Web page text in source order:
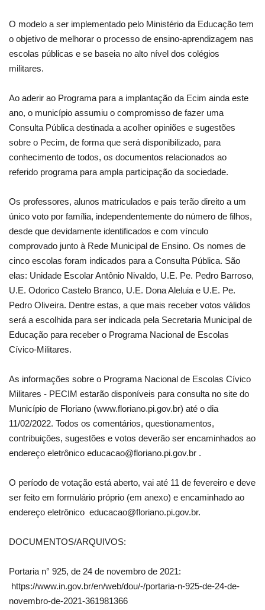
O modelo a ser implementado pelo Ministério da Educação tem
o objetivo de melhorar o processo de ensino-aprendizagem nas
escolas públicas e se baseia no alto nível dos colégios
militares.
Ao aderir ao Programa para a implantação da Ecim ainda este
ano, o município assumiu o compromisso de fazer uma
Consulta Pública destinada a acolher opiniões e sugestões
sobre o Pecim, de forma que será disponibilizado, para
conhecimento de todos, os documentos relacionados ao
referido programa para ampla participação da sociedade.
Os professores, alunos matriculados e pais terão direito a um
único voto por família, independentemente do número de filhos,
desde que devidamente identificados e com vínculo
comprovado junto à Rede Municipal de Ensino. Os nomes de
cinco escolas foram indicados para a Consulta Pública. São
elas: Unidade Escolar Antônio Nivaldo, U.E. Pe. Pedro Barroso,
U.E. Odorico Castelo Branco, U.E. Dona Aleluia e U.E. Pe.
Pedro Oliveira. Dentre estas, a que mais receber votos válidos
será a escolhida para ser indicada pela Secretaria Municipal de
Educação para receber o Programa Nacional de Escolas
Cívico-Militares.
As informações sobre o Programa Nacional de Escolas Cívico
Militares - PECIM estarão disponíveis para consulta no site do
Município de Floriano (www.floriano.pi.gov.br) até o dia
11/02/2022. Todos os comentários, questionamentos,
contribuições, sugestões e votos deverão ser encaminhados ao
endereço eletrônico educacao@floriano.pi.gov.br .
O período de votação está aberto, vai até 11 de fevereiro e deve
ser feito em formulário próprio (em anexo) e encaminhado ao
endereço eletrônico educacao@floriano.pi.gov.br.
DOCUMENTOS/ARQUIVOS:
Portaria n° 925, de 24 de novembro de 2021:
https://www.in.gov.br/en/web/dou/-/portaria-n-925-de-24-de-
novembro-de-2021-361981366